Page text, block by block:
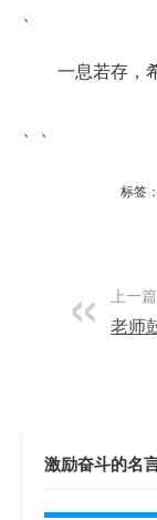
一息若存，
标签：
上一篇
老师
激励奋斗的名